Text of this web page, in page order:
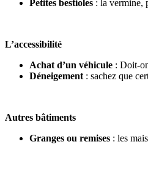
Petites bestioles : la vermine,
L’accessibilité
Achat d’un véhicule : Doit-
Déneigement : sachez que
Autres bâtiments
Granges ou remises : les